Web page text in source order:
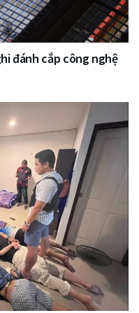
đánh cắp công nghệ